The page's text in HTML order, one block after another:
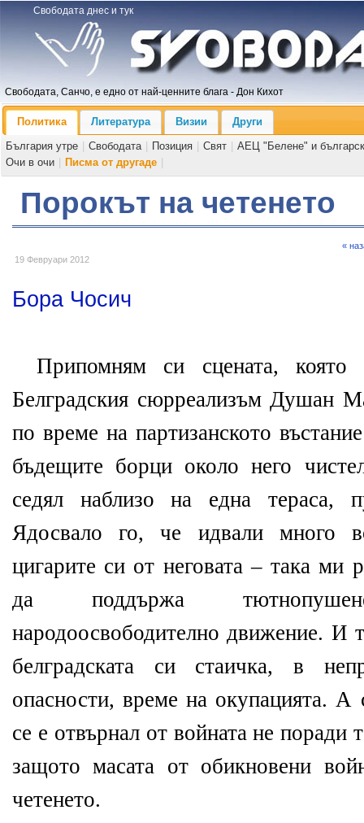
Свободата днес и тук
Свободата, Санчо, е едно от най-ценните блага - Дон Кихот
Политика Литература Визии
Други
България утре
Свободата Позиция Свят
АЕЦ "Белене" и
Очи в очи
Писма от другаде
Порокът на четенето
19 Февруари 2012
«
Бора Чосич
Припомням си сцената,
Белградския сюрреализъм Душан
по време на партизанското
бъдещите борци около него
седял наблизо на една
Ядосвало го, че идвали много
цигарите си от неговата – така ми
да поддържа
народоосвободително движение. И
белградската си стаичка, в
опасности, време на окупацията.
се е отвърнал от войната не поради
защото масата от обикновени
четенето.